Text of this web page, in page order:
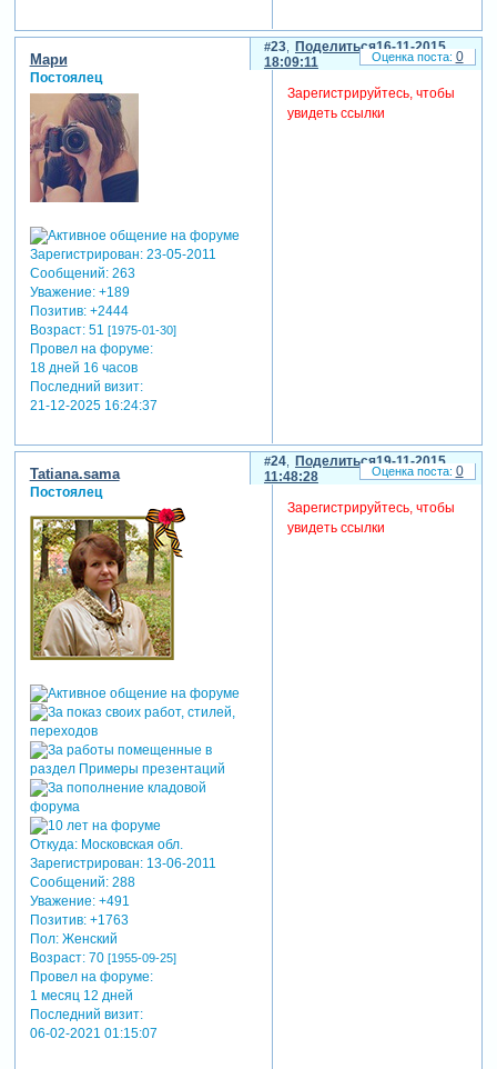
Поделиться
23
16-11-2015
18:09:11
Мари
Постоялец
Зарегистрирован: 23-05-2011
Сообщений:263
Уважение: +189
Позитив: +2444
Возраст:51 [1975-01-30]
Провел на форуме:
18 дней 16 часов
Последний визит:
21-12-2025 16:24:37
Зарегистрируйтесь, чтобы
увидеть ссылки
0
Поделиться
24
19-11-2015
11:48:28
Tatiana.sama
Постоялец
Откуда:Московская обл.
Зарегистрирован: 13-06-2011
Сообщений:288
Уважение: +491
Позитив: +1763
Пол:Женский
Возраст:70 [1955-09-25]
Провел на форуме:
1 месяц 12 дней
Последний визит:
06-02-2021 01:15:07
Зарегистрируйтесь, чтобы
увидеть ссылки
0